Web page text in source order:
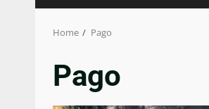
Home Pago
Pago